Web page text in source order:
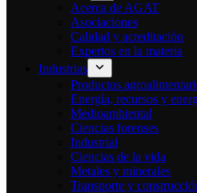
Acerca de AGAT
Asociaciones
Calidad y acreditación
Expertos en la materia
Industrias
Productos
Energía, recursos y
Medioambiental
Ciencias forenses
Industrial
Ciencias de la vida
Metales y minerales
Transporte y